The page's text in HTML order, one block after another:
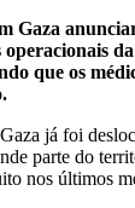
Gaza
que os
já foi
parte do
nos últimos